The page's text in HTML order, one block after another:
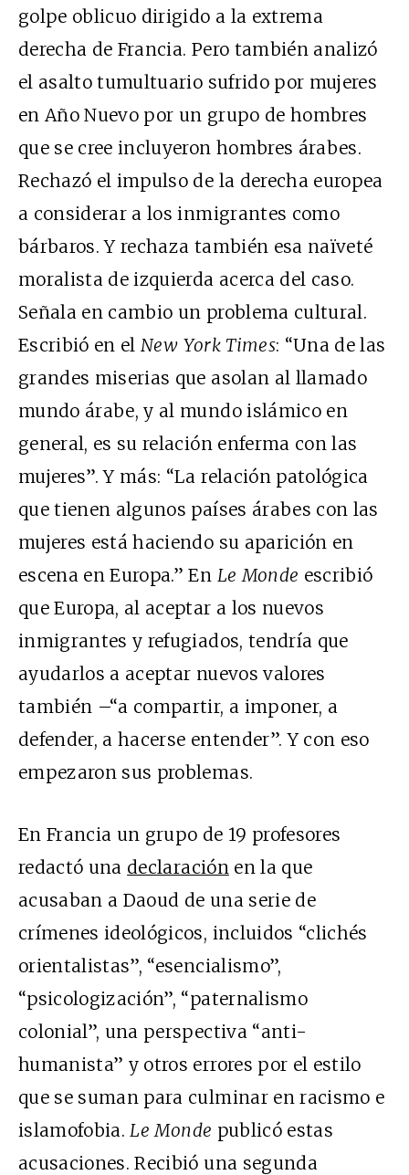
golpe oblicuo dirigido a la extrema
derecha de Francia. Pero también analizó
el asalto tumultuario sufrido por mujeres
en Año Nuevo por un grupo de hombres
que se cree incluyeron hombres árabes.
Rechazó el impulso de la derecha europea
a considerar a los inmigrantes como
bárbaros. Y rechaza también esa naïveté
moralista de izquierda acerca del caso.
Señala en cambio un problema cultural.
Escribió en elNew York Times: “Una de las
grandes miserias que asolan al llamado
mundo árabe, y al mundo islámico en
general, es su relación enferma con las
mujeres”. Y más: “La relación patológica
que tienen algunos países árabes con las
mujeres está haciendo su aparición en
escena en Europa.” En Le Monde escribió
que Europa, al aceptar a los nuevos
inmigrantes y refugiados, tendría que
ayudarlos a aceptar nuevos valores
también –“a compartir, a imponer, a
defender, a hacerse entender”. Y con eso
empezaron sus problemas.
En Francia un grupo de 19 profesores
redactó una declaraciónen la que
acusaban a Daoud de una serie de
crímenes ideológicos, incluidos “clichés
orientalistas”, “esencialismo”,
“psicologización”, “paternalismo
colonial”, una perspectiva “anti-
humanista” y otros errores por el estilo
que se suman para culminar en racismo e
islamofobia.Le Monde publicó estas
acusaciones. Recibió una segunda